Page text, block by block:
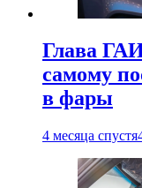
Глава
самому
в фары
4 месяца спустя